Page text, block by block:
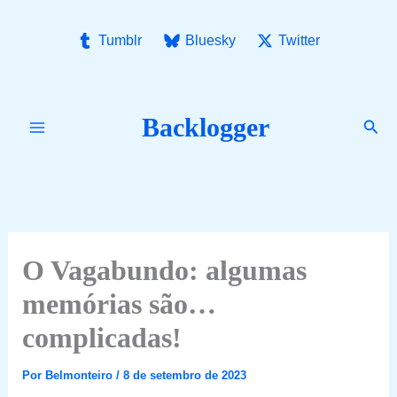
Tumblr Bluesky Twitter
Backlogger
O Vagabundo: algumas
memórias são…
complicadas!
Por Belmonteiro / 8 de setembro de 2023